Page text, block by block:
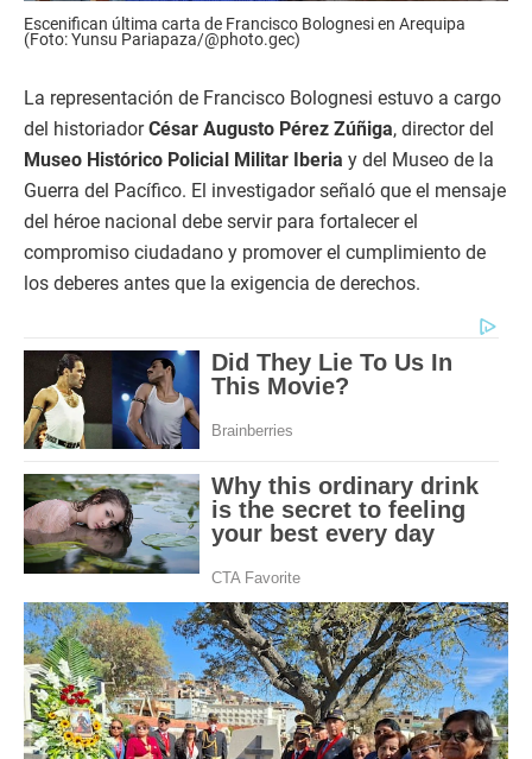
Escenifican última carta de Francisco Bolognesi en Arequipa
(Foto: Yunsu Pariapaza/@photo.gec)
La representación de Francisco Bolognesi estuvo a cargo
del historiadorCésar Augusto Pérez Zúñiga, director del
Museo Histórico Policial Militar Iberia y del Museo de la
Guerra del Pacífico. El investigador señaló que el mensaje
del héroe nacional debe servir para fortalecer el
compromiso ciudadano y promover el cumplimiento de
los deberes antes que la exigencia de derechos.